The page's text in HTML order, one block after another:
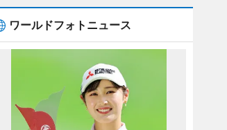
ワールドフォトニュース